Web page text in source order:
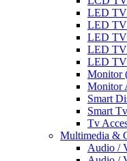
LED TV
LED TV
LED TV
LED TV
LED TV
Monitor
Monitor
Smart
Smart Tv
Tv
Multimedia &
Audio /